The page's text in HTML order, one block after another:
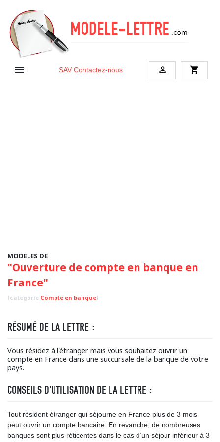
 SAV Contactez-nous  shopping_cart
MODÈLES DE
"Ouverture de compte en banque en
France"
(categorie Compte en banque)
RÉSUMÉ DE LA LETTRE :
Vous résidez à l'étranger mais vous souhaitez ouvrir un
compte en France dans une succursale de la banque de votre
pays.
CONSEILS D'UTILISATION DE LA LETTRE :
Tout résident étranger qui séjourne en France plus de 3 mois
peut ouvrir un compte bancaire. En revanche, de nombreuses
banques sont plus réticentes dans le cas d’un séjour inférieur à 3